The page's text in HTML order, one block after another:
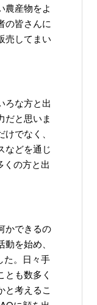
農産物をよ
の皆さんに
売してまい
ろな方と出
だと思いま
でなく、
などを通じ
くの方と出
かできるの
を始め、
た。日々手
とも数多く
と考えるこ